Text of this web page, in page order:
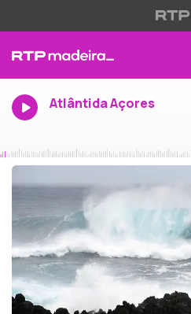
Atlântida Açores